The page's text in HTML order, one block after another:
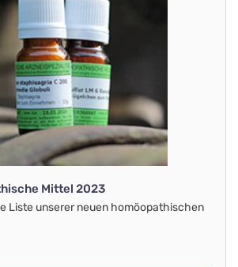
Mittel 2023
Liste unserer neuen homöopathischen